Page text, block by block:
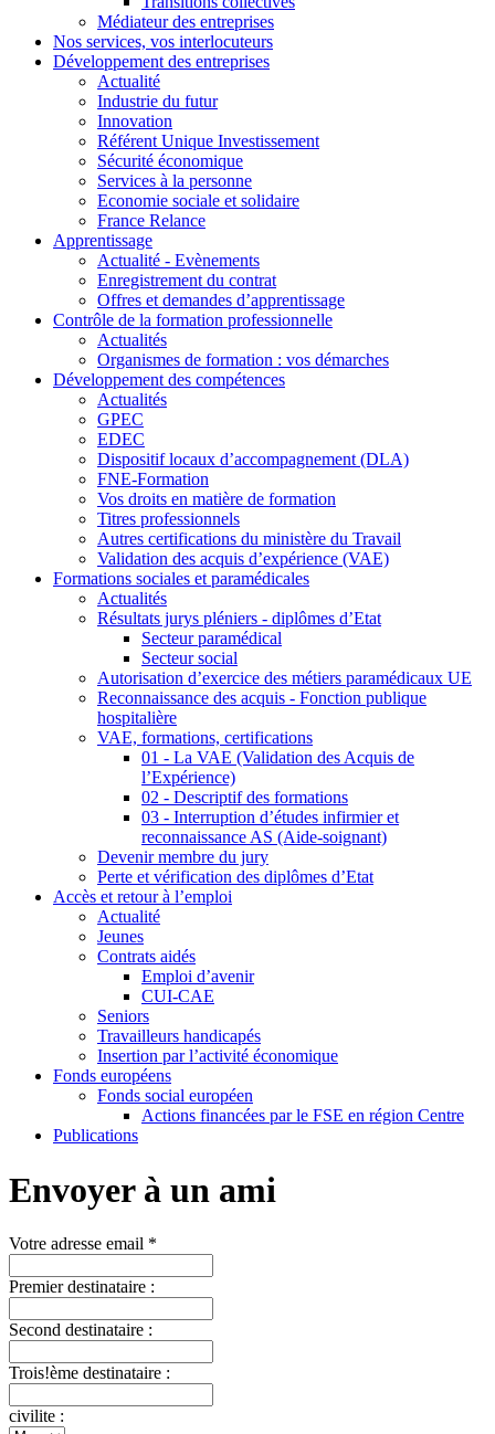
Médiateur des entreprises
Nos services, vos interlocuteurs
Développement des entreprises
Actualité
Industrie du futur
Innovation
Référent Unique Investissement
Sécurité économique
Services à la personne
Economie sociale et solidaire
France Relance
Apprentissage
Actualité - Evènements
Enregistrement du contrat
Offres et demandes d’apprentissage
Contrôle de la formation professionnelle
Actualités
Organismes de formation : vos démarches
Développement des compétences
Actualités
GPEC
EDEC
Dispositif locaux d’accompagnement (DLA)
FNE-Formation
Vos droits en matière de formation
Titres professionnels
Autres certifications du ministère du Travail
Validation des acquis d’expérience (VAE)
Formations sociales et paramédicales
Actualités
Résultats jurys pléniers - diplômes d’Etat
Secteur paramédical
Secteur social
Autorisation d’exercice des métiers paramédicaux UE
Reconnaissance des acquis - Fonction publique
hospitalière
VAE, formations, certifications
01 - La VAE (Validation des Acquis de
l’Expérience)
02 - Descriptif des formations
03 - Interruption d’études infirmier et
reconnaissance AS (Aide-soignant)
Devenir membre du jury
Perte et vérification des diplômes d’Etat
Accès et retour à l’emploi
Actualité
Jeunes
Contrats aidés
Emploi d’avenir
CUI-CAE
Seniors
Travailleurs handicapés
Insertion par l’activité économique
Fonds européens
Fonds social européen
Actions financées par le FSE en région Centre
Publications
Envoyer à un ami
Votre adresse email *
Premier destinataire :
Second destinataire :
Trois!ème destinataire :
civilite :